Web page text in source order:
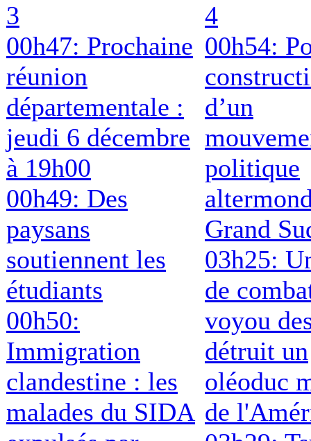
3
00h47: Prochaine
réunion
départementale :
jeudi 6 décembre
à 19h00
00h49: Des
paysans
soutiennent les
étudiants
00h50:
Immigration
clandestine : les
malades du SIDA
4
00h54:
d’un
politique
Grand
03h25:
de
voyou
détruit un
oléoduc
de